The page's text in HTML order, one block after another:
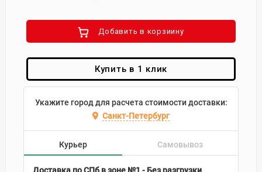
Добавить в корзиину
Купить в 1 клик
Укажите город для расчета стоимости доставки:
Санкт-Петербург
Курьер Самовывоз